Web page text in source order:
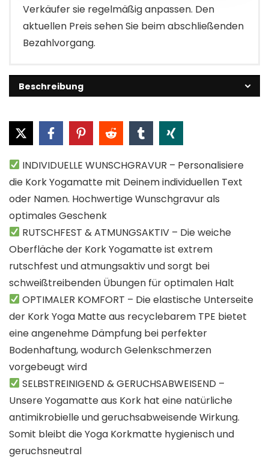
Verkäufer sie regelmäßig anpassen. Den
aktuellen Preis sehen Sie beim abschließenden
Bezahlvorgang.
Beschreibung
INDIVIDUELLE WUNSCHGRAVUR – Personalisiere
die Kork Yogamatte mit Deinem individuellen Text
oder Namen. Hochwertige Wunschgravur als
optimales Geschenk
RUTSCHFEST & ATMUNGSAKTIV – Die weiche
Oberfläche der Kork Yogamatte ist extrem
rutschfest und atmungsaktiv und sorgt bei
schweißtreibenden Übungen für optimalen Halt
OPTIMALER KOMFORT – Die elastische Unterseite
der Kork Yoga Matte aus recyclebarem TPE bietet
eine angenehme Dämpfung bei perfekter
Bodenhaftung, wodurch Gelenkschmerzen
vorgebeugt wird
SELBSTREINIGEND & GERUCHSABWEISEND –
Unsere Yogamatte aus Kork hat eine natürliche
antimikrobielle und geruchsabweisende Wirkung.
Somit bleibt die Yoga Korkmatte hygienisch und
geruchsneutral